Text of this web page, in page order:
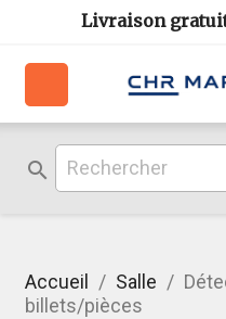
Livraison
search
Accueil Salle
billets/pièces